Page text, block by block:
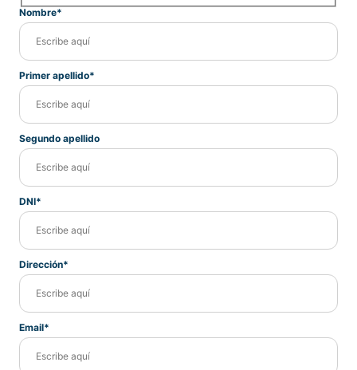
Nombre*
Primer apellido*
Segundo apellido
DNI*
Dirección*
Email*